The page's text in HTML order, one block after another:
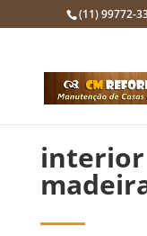
(11) 99772-
interior